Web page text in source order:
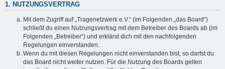
1. NUTZUNGSVERTRAG
Mit dem Zugriff auf „Tragenetzwerk e.V.“ (im Folgenden „das Board“)
schließt du einen Nutzungsvertrag mit dem Betreiber des Boards ab (im
Folgenden „Betreiber“) und erklärst dich mit den nachfolgenden
Regelungen einverstanden.
Wenn du mit diesen Regelungen nicht einverstanden bist, so darfst du
das Board nicht weiter nutzen. Für die Nutzung des Boards gelten